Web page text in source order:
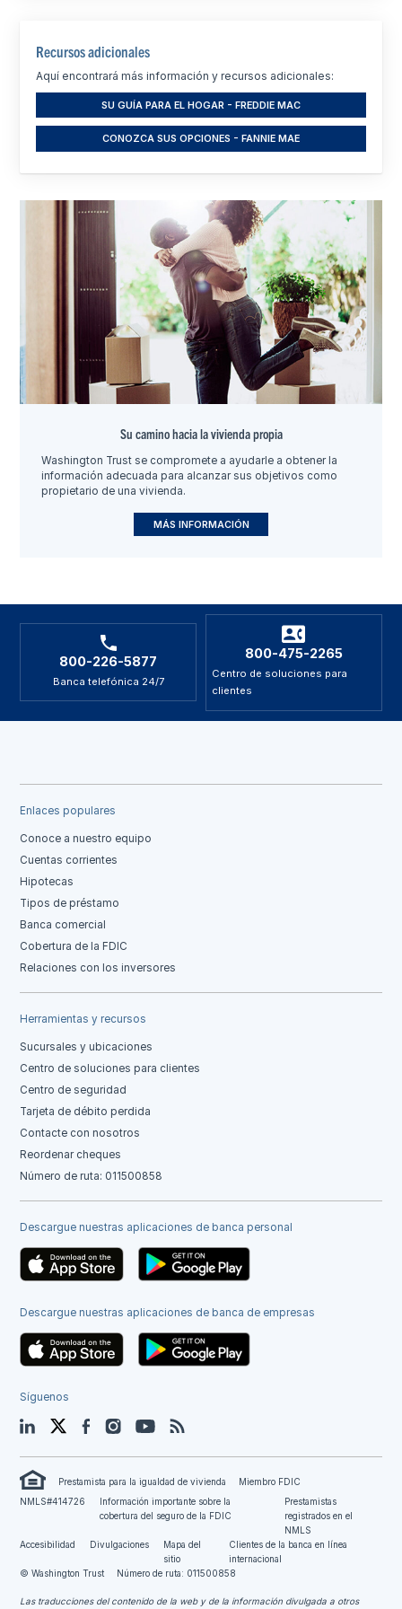
Recursos adicionales
Aquí encontrará más información y recursos adicionales:
SU GUÍA PARA EL HOGAR - FREDDIE MAC
CONOZCA SUS OPCIONES - FANNIE MAE
Su camino hacia la vivienda propia
Washington Trust se compromete a ayudarle a obtener la
información adecuada para alcanzar sus objetivos como
propietario de una vivienda.
MÁS INFORMACIÓN
800-226-5877
Banca telefónica 24/7
800-475-2265
Centro de soluciones para
clientes
Enlaces populares
Conoce a nuestro equipo
Cuentas corrientes
Hipotecas
Tipos de préstamo
Banca comercial
Cobertura de la FDIC
Relaciones con los inversores
Herramientas y recursos
Sucursales y ubicaciones
Centro de soluciones para clientes
Centro de seguridad
Tarjeta de débito perdida
Contacte con nosotros
Reordenar cheques
Número de ruta: 011500858
Descargue nuestras aplicaciones de banca personal
Descargue nuestras aplicaciones de banca de empresas
Síguenos
LinkedIn TwitterFacebookInstagramYouTube
Prestamista para la igualdad de vivienda
Miembro FDIC
NMLS#414726
Información importante sobre la
cobertura del seguro de la FDIC
Prestamistas
registrados en el
NMLS
Accesibilidad
Divulgaciones
Mapa del
sitio
Clientes de la banca en línea
internacional
© Washington Trust
Número de ruta: 011500858
Las traducciones del contenido de la web y de la información divulgada a otros